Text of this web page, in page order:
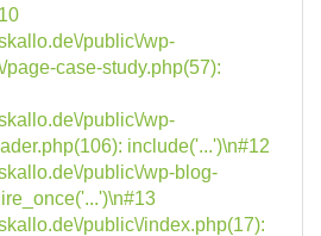
public\/wp-
page-case-study.php(57):
public\/wp-
include('...')\n#12
public\/wp-blog-
public\/index.php(17):